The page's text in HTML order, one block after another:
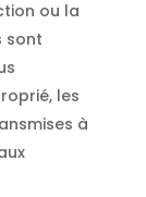
ou la
sont
les
à